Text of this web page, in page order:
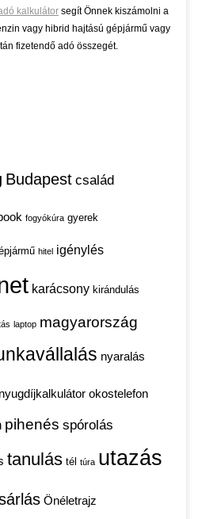
kalkulátor segít Önnek kiszámolni a
vagy hibrid hajtású gépjármű vagy
fizetendő adó összegét.
Budapest család
fogyókúra gyerek
hitel igénylés
karácsony kirándulás
laptop magyarország
nyaralás
nyugdíjkalkulátor okostelefon
pihenés spórolás
tanulás tél túra utazás
Önéletrajz